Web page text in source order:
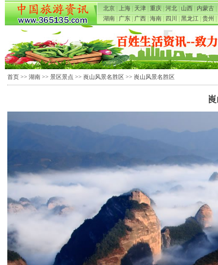
北京 上海 天津 重庆 河北 山西 内蒙古
湖南
广东 广西 海南 四川 黑龙江 贵州
首页 >> 湖南 >> 景区景点 >> 崀山风景名胜区 >> 崀山风景名胜区